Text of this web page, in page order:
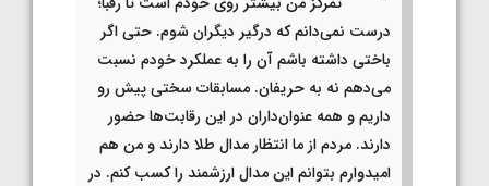
درست نمی‌دانم که درگیر دیگران شوم. حتی اگر
باختی داشته باشم آن را به عملکرد خودم نسبت
می‌دهم نه به حریفان. مسابقات سختی پیش رو
داریم و همه عنوان‌داران در این رقابت‌ها حضور
دارند. مردم از ما انتظار مدال طلا دارند و من هم
امیدوارم بتوانم این مدال ارزشمند را کسب کنم. در